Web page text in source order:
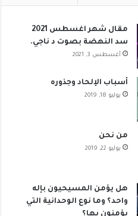
مقال شهر اغسطس 2021
سد النهضة بصوت د ناجي.
أغسطس 3, 2021
أسباب الإلحاد وجذوره
يوليو 18, 2019
من نحن
يوليو 22, 2019
هل يؤمن المسيحيون بإله
واحد؟ وما نوع الوحدانية التي
يؤمنون بها؟